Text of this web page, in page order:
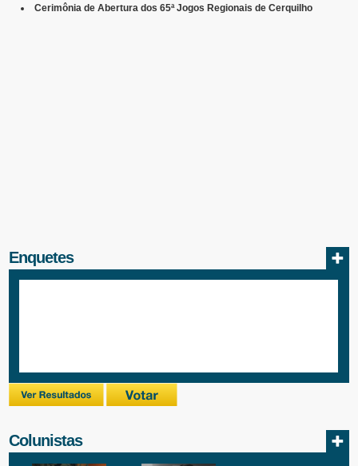
Cerimônia de Abertura dos 65ª Jogos Regionais de Cerquilho
Enquetes
Colunistas